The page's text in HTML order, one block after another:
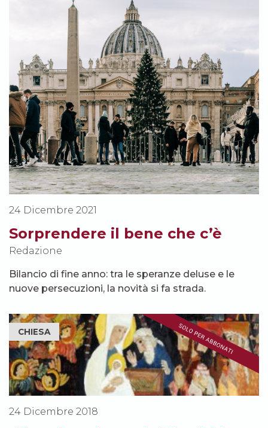
24 Dicembre 2021
Sorprendere il bene che c’è
Redazione
Bilancio di fine anno: tra le speranze deluse e le
nuove persecuzioni, la novità si fa strada.
CHIESA
24 Dicembre 2018